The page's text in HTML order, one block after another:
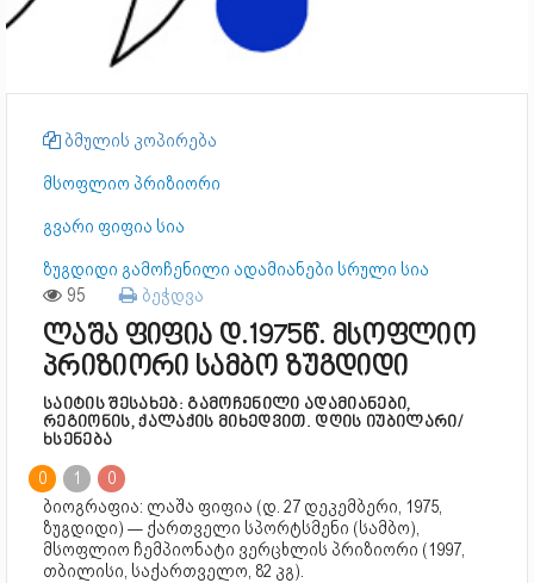
ბმულის კოპირება
მსოფლიო პრიზიორი
გვარი ფიფია სია
ზუგდიდი გამოჩენილი ადამიანები სრული სია
95 ბეჭდვა
ლაშა ფიფია დ.1975წ. მსოფლიო
პრიზიორი სამბო ზუგდიდი
საიტის შესახებ: გამოჩენილი ადამიანები,
რეგიონის, ქალაქის მიხედვით. დღის იუბილარი/
ხსენება
0 1
0
ბიოგრაფია: ლაშა ფიფია (დ. 27 დეკემბერი, 1975,
ზუგდიდი) — ქართველი სპორტსმენი (სამბო),
მსოფლიო ჩემპიონატი ვერცხლის პრიზიორი (1997,
თბილისი, საქართველო, 82 კგ).